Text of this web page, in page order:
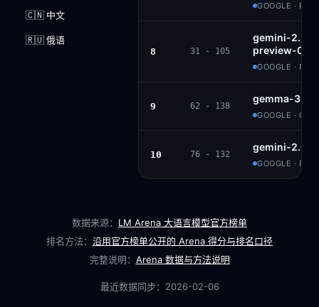
🇨🇳 中文
🇷🇺 俄语
GOOGLE ·
8 31 - 105
gemini-2.5-
preview-06-
GOOGLE ·
9 62 - 138
gemma-3-
GOOGLE ·
10 76 - 132
gemini-2.0-
GOOGLE ·
数据来源： LM Arena 大语言模型官方榜单
排名方法： 沿用官方榜单公开的 Arena 得分与排名口径
完整说明： Arena 数据与方法说明
最近数据同步： 2026-02-06